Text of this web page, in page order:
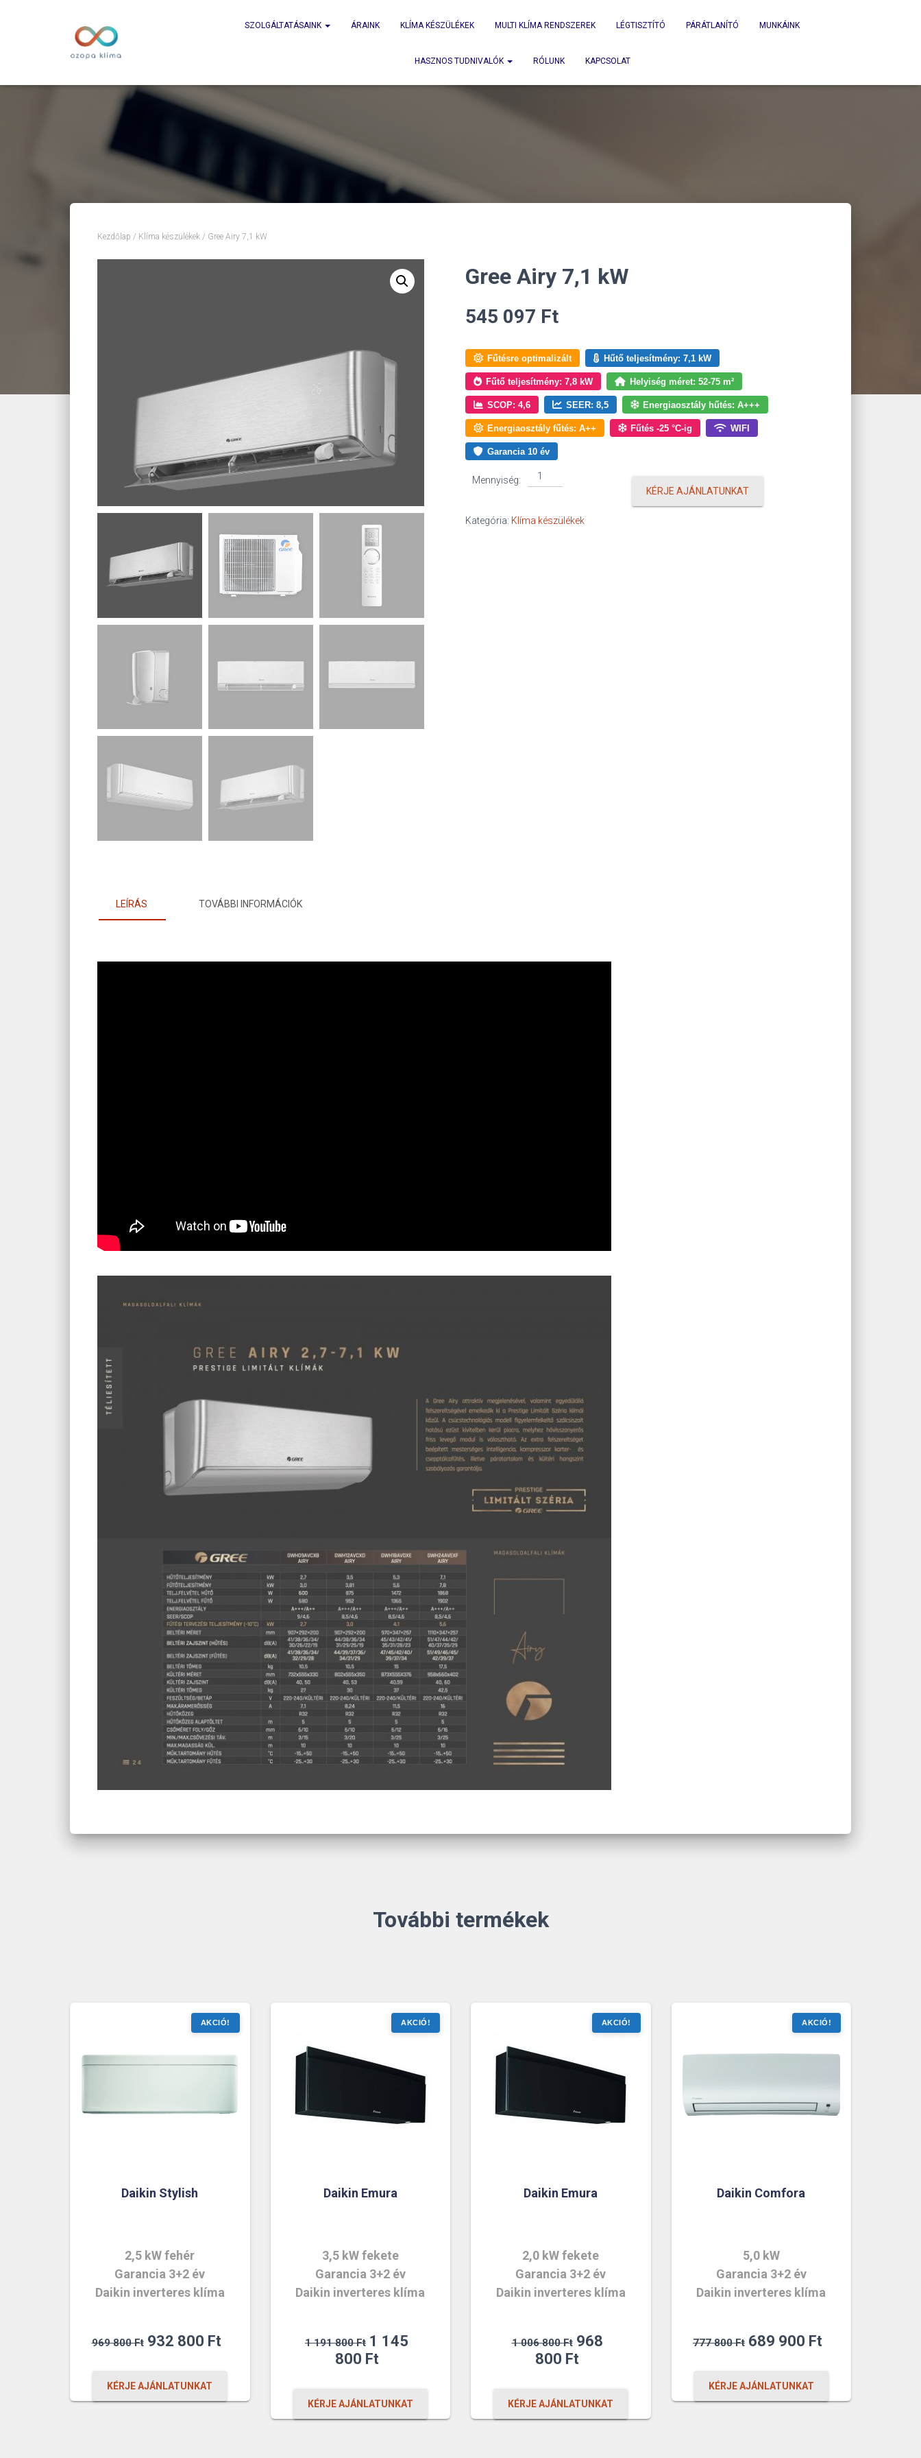
SZOLGÁLTATÁSAINK ÁRAINK KLÍMA KÉSZÜLÉKEK MULTI KLÍMA RENDSZEREK LÉGTISZTÍTÓ PÁRÁTLANÍTÓ MUNKÁINK
HASZNOS TUDNIVALÓK RÓLUNK KAPCSOLAT
Kezdőlap / Klíma készülékek / Gree Airy 7,1 kW
Gree Airy 7,1 kW
545 097 Ft
Fűtésre optimalizált Hűtő teljesítmény: 7,1 kW
Fűtő teljesítmény: 7,8 kW Helyiség méret: 52-75 m²
SCOP: 4,6 SEER: 8,5 Energiaosztály hűtés: A+++
Energiaosztály fűtés: A++ Fűtés -25 °C-ig WIFI
Garancia 10 év
Mennyiség:
Gree
Airy
kW
KÉRJE AJÁNLATUNKAT
Kategória: Klíma készülékek
LEÍRÁS TOVÁBBI INFORMÁCIÓK
További termékek
Daikin Stylish
2,5 kW fehér
Garancia 3+2 év
Daikin inverteres klíma
969 800Ft Original
969
932 800 FtCurrent
KÉRJE AJÁNLATUNKAT
Daikin Emura
3,5 kW fekete
Garancia 3+2 év
Daikin inverteres klíma
1 191 800Ft Original
price
191
1 145
800 FtCurrent
1
KÉRJE AJÁNLATUNKAT
Daikin Emura
2,0 kW fekete
Garancia 3+2 év
Daikin inverteres klíma
1 006 800Ft Original
price
006
968
800 Ft
968
KÉRJE AJÁNLATUNKAT
Daikin Comfora
5,0 kW
Garancia 3+2 év
Daikin inverteres klíma
777 800Ft Original
777
689 900 Ft
KÉRJE AJÁNLATUNKAT